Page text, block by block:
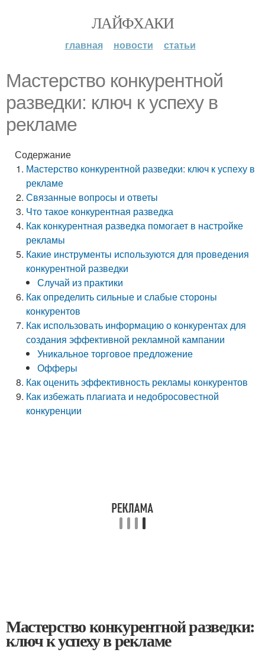
ЛАЙФХАКИ
главная новости статьи
Мастерство конкурентной
разведки: ключ к успеху в
рекламе
Содержание
Мастерство конкурентной разведки: ключ к успеху в
рекламе
Связанные вопросы и ответы
Что такое конкурентная разведка
Как конкурентная разведка помогает в настройке
рекламы
Какие инструменты используются для проведения
конкурентной разведки
Случай из практики
Как определить сильные и слабые стороны
конкурентов
Как использовать информацию о конкурентах для
создания эффективной рекламной кампании
Уникальное торговое предложение
Офферы
Как оценить эффективность рекламы конкурентов
Как избежать плагиата и недобросовестной
конкуренции
Мастерство конкурентной разведки:
ключ к успеху в рекламе